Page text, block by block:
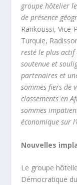
groupe hôtelier
de présence
Rankoussi,
Turquie,
resté le plus
soutenue et
partenaires et
sommes fiers de
classements en
sommes
économique sur
Nouvelles
Le groupe
Démocratique